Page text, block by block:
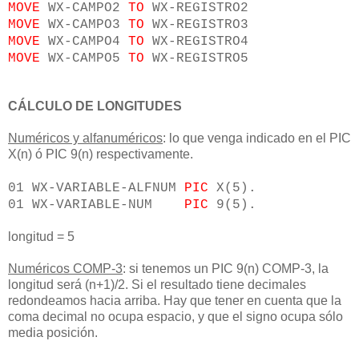
MOVE WX-CAMPO2 TO WX-REGISTRO2
MOVE WX-CAMPO3 TO WX-REGISTRO3
MOVE WX-CAMPO4 TO WX-REGISTRO4
MOVE WX-CAMPO5 TO WX-REGISTRO5
CÁLCULO DE LONGITUDES
Numéricos y alfanuméricos: lo que venga indicado en el PIC
X(n) ó PIC 9(n) respectivamente.
01 WX-VARIABLE-ALFNUM PIC X(5).
01 WX-VARIABLE-NUM PIC 9(5).
longitud = 5
Numéricos COMP-3: si tenemos un PIC 9(n) COMP-3, la
longitud será (n+1)/2. Si el resultado tiene decimales
redondeamos hacia arriba. Hay que tener en cuenta que la
coma decimal no ocupa espacio, y que el signo ocupa sólo
media posición.